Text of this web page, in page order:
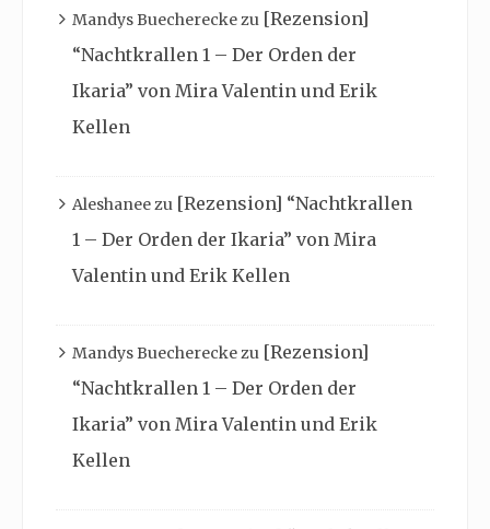
Mandys Buechereckezu [Rezension]
“Nachtkrallen 1 – Der Orden der
Ikaria” von Mira Valentin und Erik
Kellen
Aleshaneezu [Rezension] “Nachtkrallen
1 – Der Orden der Ikaria” von Mira
Valentin und Erik Kellen
Mandys Buechereckezu [Rezension]
“Nachtkrallen 1 – Der Orden der
Ikaria” von Mira Valentin und Erik
Kellen